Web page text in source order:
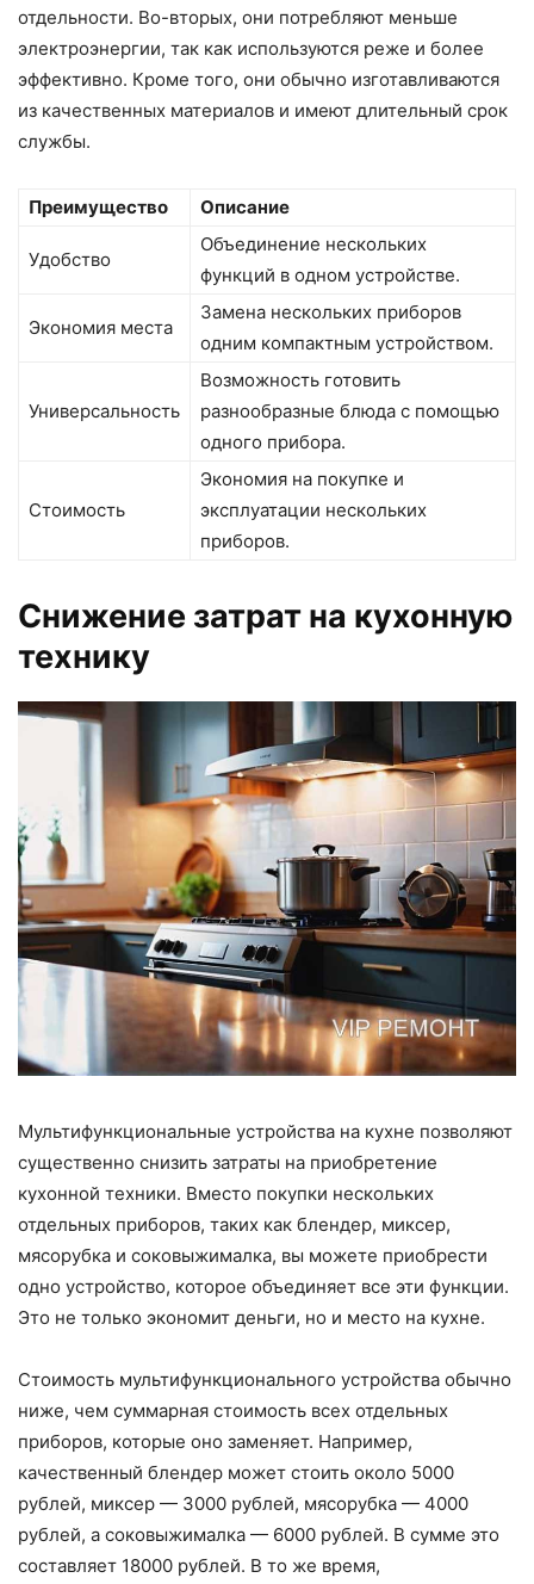
отдельности. Во-вторых, они потребляют меньше
электроэнергии, так как используются реже и более
эффективно. Кроме того, они обычно изготавливаются
из качественных материалов и имеют длительный срок
службы.
Преимущество Описание
Удобство
Объединение нескольких
функций в одном устройстве.
Экономия места
Замена нескольких приборов
одним компактным устройством.
Универсальность
Возможность готовить
разнообразные блюда с помощью
одного прибора.
Стоимость
Экономия на покупке и
эксплуатации нескольких
приборов.
Снижение затрат на кухонную
технику
Мультифункциональные устройства на кухне позволяют
существенно снизить затраты на приобретение
кухонной техники. Вместо покупки нескольких
отдельных приборов, таких как блендер, миксер,
мясорубка и соковыжималка, вы можете приобрести
одно устройство, которое объединяет все эти функции.
Это не только экономит деньги, но и место на кухне.
Стоимость мультифункционального устройства обычно
ниже, чем суммарная стоимость всех отдельных
приборов, которые оно заменяет. Например,
качественный блендер может стоить около 5000
рублей, миксер — 3000 рублей, мясорубка — 4000
рублей, а соковыжималка — 6000 рублей. В сумме это
составляет 18000 рублей. В то же время,